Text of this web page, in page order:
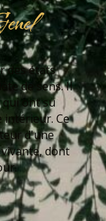
des états
de sens. Il
qui ont su
intérieur. Ce
d'une
dont